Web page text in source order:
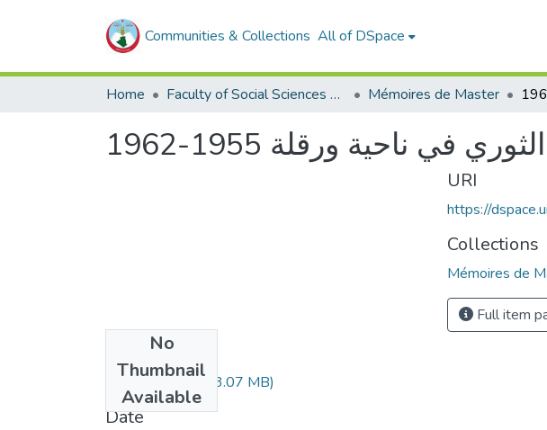
Communities & Collections All of DSpace
Home Faculty of Social Sciences and Humanities Mémoires de Master
في ناحية ورقلة 1955-1962
No
Thumbnail
Available
908.04.253.pdf (3.07 MB)
Date
URI
https://
Collections
Mémoires de
Full item